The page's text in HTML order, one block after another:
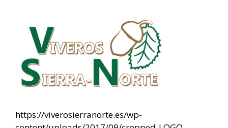
https://viverosierranorte.es/wp-